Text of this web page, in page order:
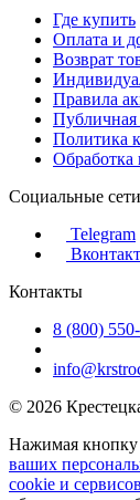
Где купить
Оплата и
Возврат
Правила
Публичная
Политика
Обработка
Социальные сети
Telegram
Контакты
8 (800)
© 2026
Нажимая кнопку
ваших
cookie и